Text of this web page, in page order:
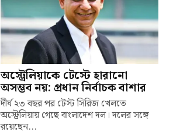
অস্ট্রেলিয়াকে টেস্টে হারানো
অসম্ভব নয়: প্রধান নির্বাচক বাশার
দীর্ঘ ২৩ বছর পর টেস্ট সিরিজ খেলতে
অস্ট্রেলিয়ায় গেছে বাংলাদেশ দল। দলের সঙ্গে
রয়েছেন...